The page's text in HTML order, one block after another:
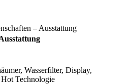
– Ausstattung
Wasserfilter, Display,
Technologie